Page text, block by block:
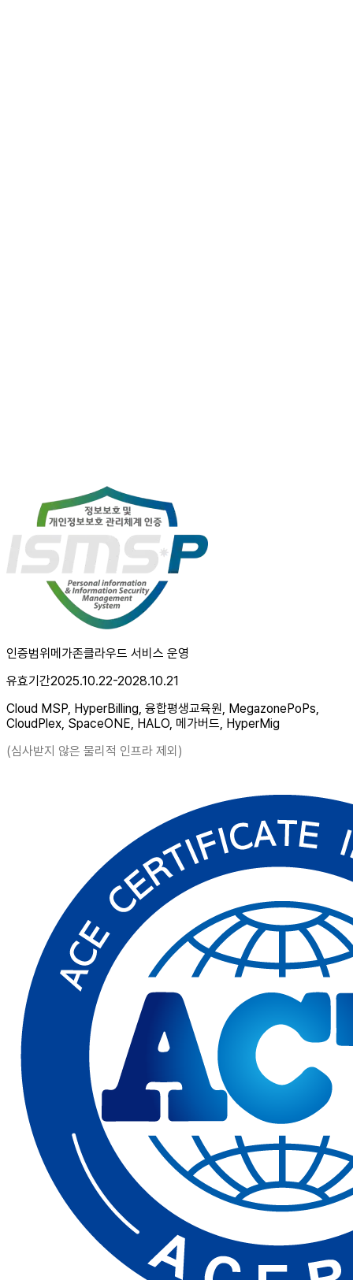
인증범위메가존클라우드 서비스 운영
유효기간2025.10.22-2028.10.21
Cloud MSP, HyperBilling, 융합평생교육원, MegazonePoPs,
CloudPlex, SpaceONE, HALO, 메가버드, HyperMig
(심사받지 않은 물리적 인프라 제외)